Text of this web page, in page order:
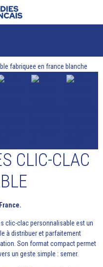
CLIC-CLAC
clic-clac personnalisable est un
à distribuer et parfaitement
Son format compact permet
un geste simple : semer.